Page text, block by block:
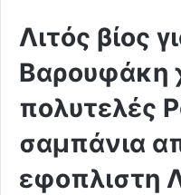
Λιτός βίος
Βαρουφάκη
πολυτελές
σαμπάνια
εφοπλιστη